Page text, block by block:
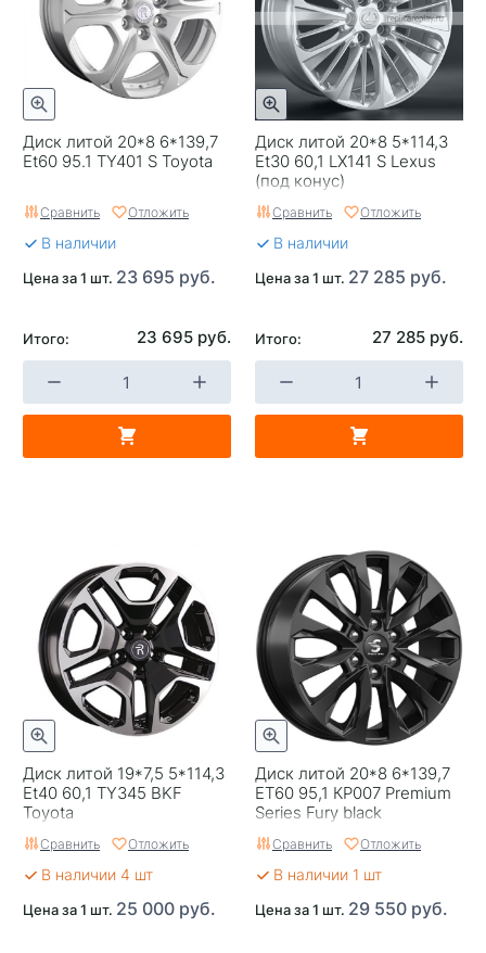
Категория
Легковые
Страна изготовителя
Китай
Replica
0
Завод изготовитель
Replay
Диск литой 20*8 6*139,7
Et60 95.1 TY401 S Toyota
Сравнить Отложить
В наличии
Цена за 1 шт. 23 695 руб.
Итого: 23 695 руб.
Диск литой 20*8 5*114,3
Et30 60,1 LX141 S Lexus
(под конус)
Сравнить Отложить
В наличии
Цена за 1 шт. 27 285 руб.
Итого: 27 285 руб.
Диск литой 19*7,5 5*114,3
Et40 60,1 TY345 BKF
Toyota
Сравнить Отложить
В наличии 4 шт
Цена за 1 шт. 25 000 руб.
Диск литой 20*8 6*139,7
ET60 95,1 КР007 Premium
Series Fury black
Сравнить Отложить
В наличии 1 шт
Цена за 1 шт. 29 550 руб.